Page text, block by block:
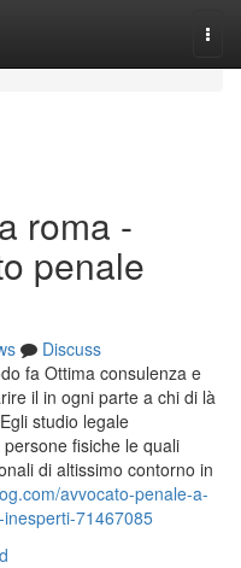
roma -
penale
Discuss
fa Ottima consulenza e
il in ogni parte a chi di là
studio legale
fisiche le quali
di altissimo contorno in
avvocato-penale-a-
71467085